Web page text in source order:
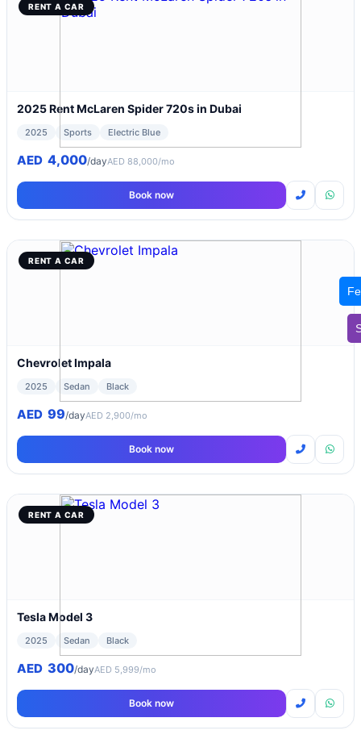
RENT A CAR
2025 Rent McLaren Spider 720s in Dubai
2025 Sports Electric Blue
AED 4,000/dayAED 88,000/mo
Book now
RENT A CAR
Chevrolet Impala
2025 Sedan Black
AED 99/dayAED 2,900/mo
Book now
RENT A CAR
Tesla Model 3
2025 Sedan Black
AED 300/dayAED 5,999/mo
Book now